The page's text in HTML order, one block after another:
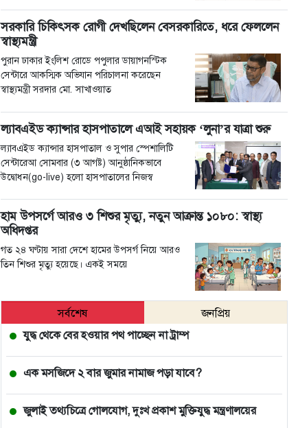
সরকারি চিকিৎসক রোগী দেখছিলেন বেসরকারিতে, ধরে ফেললেন
স্বাস্থ্যমন্ত্রী
পুরান ঢাকার ইংলিশ রোডে পপুলার ডায়াগনস্টিক
সেন্টারে আকস্মিক অভিযান পরিচালনা করেছেন
স্বাস্থ্যমন্ত্রী সরদার মো. সাখাওয়াত
ল্যাবএইড ক্যান্সার হাসপাতালে এআই সহায়ক ‘লুনা’র যাত্রা শুরু
ল্যাবএইড ক্যান্সার হাসপাতাল ও সুপার স্পেশালিটি
সেন্টারেআ সোমবার (৩ আগষ্ট) আনুষ্ঠানিকভাবে
উদ্বোধন(go-live) হলো হাসপাতালের নিজস্ব
হাম উপসর্গে আরও ৩ শিশুর মৃত্যু, নতুন আক্রান্ত ১০৮০: স্বাস্থ্য
অধিদপ্তর
গত ২৪ ঘণ্টায় সারা দেশে হামের উপসর্গ নিয়ে আরও
তিন শিশুর মৃত্যু হয়েছে। একই সময়ে
সর্বশেষ
জনপ্রিয়
যুদ্ধ থেকে বের হওয়ার পথ পাচ্ছেন না ট্রাম্প
এক মসজিদে ২ বার জুমার নামাজ পড়া যাবে?
জুলাই তথ্যচিত্রে গোলযোগ, দুঃখ প্রকাশ মুক্তিযুদ্ধ মন্ত্রণালয়ের